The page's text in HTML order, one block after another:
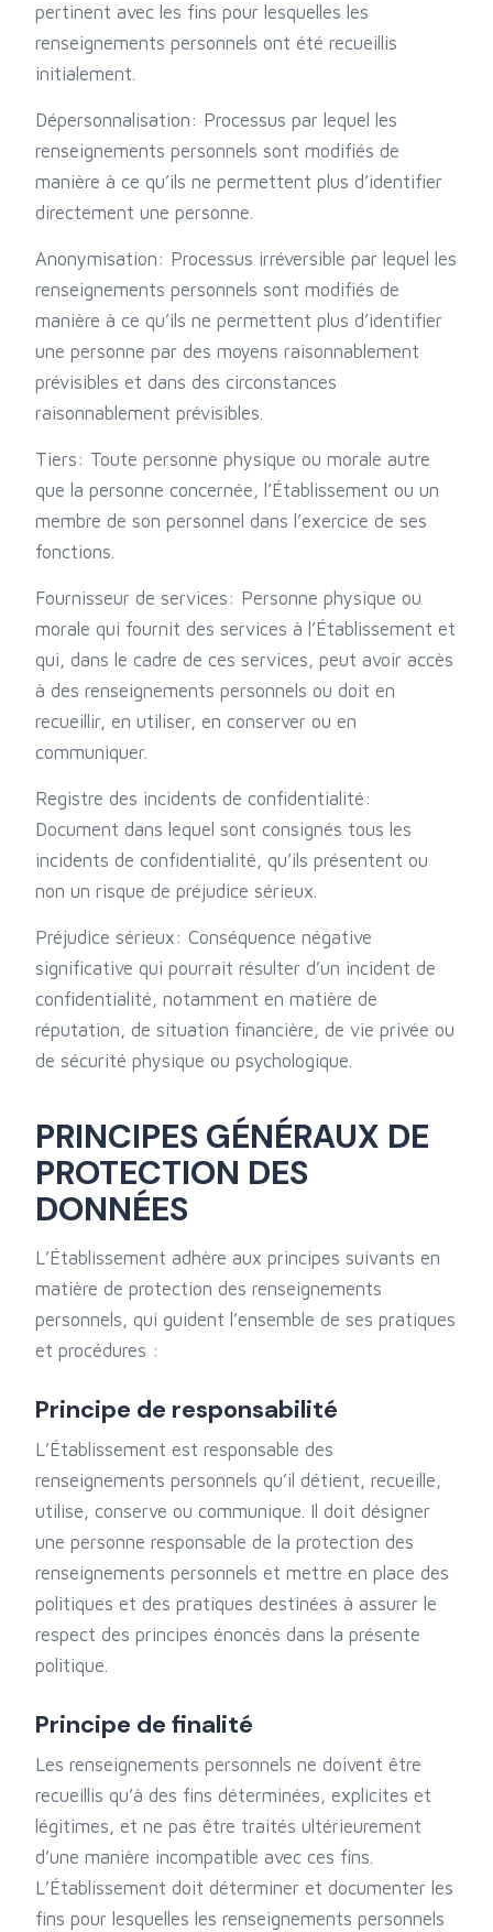
pertinent avec les fins pour lesquelles les
renseignements personnels ont été recueillis
initialement.
Dépersonnalisation: Processus par lequel les
renseignements personnels sont modifiés de
manière à ce qu’ils ne permettent plus d’identifier
directement une personne.
Anonymisation: Processus irréversible par lequel les
renseignements personnels sont modifiés de
manière à ce qu’ils ne permettent plus d’identifier
une personne par des moyens raisonnablement
prévisibles et dans des circonstances
raisonnablement prévisibles.
Tiers: Toute personne physique ou morale autre
que la personne concernée, l’Établissement ou un
membre de son personnel dans l’exercice de ses
fonctions.
Fournisseur de services: Personne physique ou
morale qui fournit des services à l’Établissement et
qui, dans le cadre de ces services, peut avoir accès
à des renseignements personnels ou doit en
recueillir, en utiliser, en conserver ou en
communiquer.
Registre des incidents de confidentialité:
Document dans lequel sont consignés tous les
incidents de confidentialité, qu’ils présentent ou
non un risque de préjudice sérieux.
Préjudice sérieux: Conséquence négative
significative qui pourrait résulter d’un incident de
confidentialité, notamment en matière de
réputation, de situation financière, de vie privée ou
de sécurité physique ou psychologique.
PRINCIPES GÉNÉRAUX DE
PROTECTION DES
DONNÉES
L’Établissement adhère aux principes suivants en
matière de protection des renseignements
personnels, qui guident l’ensemble de ses pratiques
et procédures :
Principe de responsabilité
L’Établissement est responsable des
renseignements personnels qu’il détient, recueille,
utilise, conserve ou communique. Il doit désigner
une personne responsable de la protection des
renseignements personnels et mettre en place des
politiques et des pratiques destinées à assurer le
respect des principes énoncés dans la présente
politique.
Principe de finalité
Les renseignements personnels ne doivent être
recueillis qu’à des fins déterminées, explicites et
légitimes, et ne pas être traités ultérieurement
d’une manière incompatible avec ces fins.
L’Établissement doit déterminer et documenter les
fins pour lesquelles les renseignements personnels